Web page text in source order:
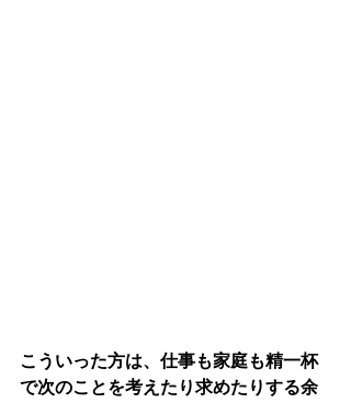
こういった方は、仕事も家庭も精一杯
で次のことを考えたり求めたりする余